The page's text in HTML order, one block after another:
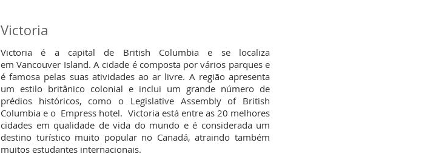
Victoria
Victoria é a capital de British Columbia e se localiza
em Vancouver Island. A cidade é composta por vários parques e
é famosa pelas suas atividades ao ar livre. A região apresenta
um estilo britânico colonial e inclui um grande número de
prédios históricos, como o Legislative Assembly of British
Columbia e o Empress hotel. Victoria está entre as 20 melhores
cidades em qualidade de vida do mundo e é considerada um
destino turístico muito popular no Canadá, atraindo também
muitos estudantes internacionais.